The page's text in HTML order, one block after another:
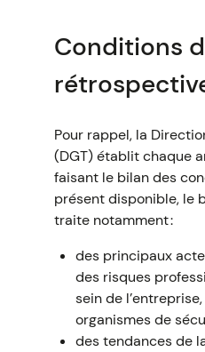
Conditions
Pour rappel, la
(DGT) établit chaque
faisant le bilan des
présent disponible, le
traite notamment :
des principaux
des risques
sein de
organismes de
des tendances de